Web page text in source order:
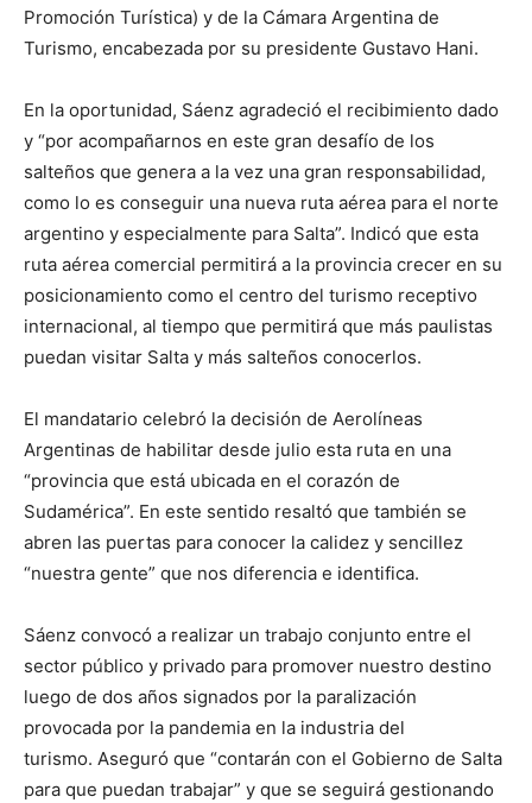
Promoción Turística) y de la Cámara Argentina de
Turismo, encabezada por su presidente Gustavo Hani.
En la oportunidad, Sáenz agradeció el recibimiento dado
y “por acompañarnos en este gran desafío de los
salteños que genera a la vez una gran responsabilidad,
como lo es conseguir una nueva ruta aérea para el norte
argentino y especialmente para Salta”. Indicó que esta
ruta aérea comercial permitirá a la provincia crecer en su
posicionamiento como el centro del turismo receptivo
internacional, al tiempo que permitirá que más paulistas
puedan visitar Salta y más salteños conocerlos.
El mandatario celebró la decisión de Aerolíneas
Argentinas de habilitar desde julio esta ruta en una
“provincia que está ubicada en el corazón de
Sudamérica”. En este sentido resaltó que también se
abren las puertas para conocer la calidez y sencillez
“nuestra gente” que nos diferencia e identifica.
Sáenz convocó a realizar un trabajo conjunto entre el
sector público y privado para promover nuestro destino
luego de dos años signados por la paralización
provocada por la pandemia en la industria del
turismo. Aseguró que “contarán con el Gobierno de Salta
para que puedan trabajar” y que se seguirá gestionando